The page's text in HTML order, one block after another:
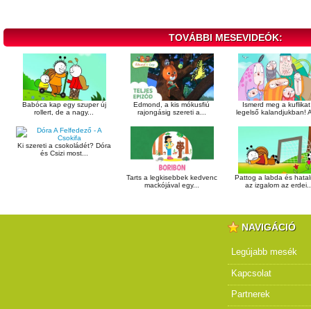
TOVÁBBI MESEVIDEÓK:
Babóca kap egy szuper új
rollert, de a nagy...
Edmond, a kis mókusfiú
rajongásig szereti a...
Ismerd meg a
legelső kalandjukban!
Ki szereti a csokoládét? Dóra
és Csizi most...
Tarts a legkisebbek kedvenc
mackójával egy...
Pattog a labda és
az izgalom az
NAVIGÁCIÓ
Legújabb mesék
Kapcsolat
Partnerek